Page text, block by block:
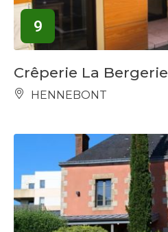
9
Crêperie La Bergerie
HENNEBONT